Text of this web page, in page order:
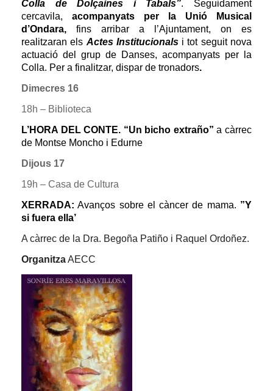
Colla de Dolçaines i Tabals”. Seguidament
cercavila, acompanyats per la
Unió Musical
d’Ondara, fins arribar a l’Ajuntament, on es
realitzaran els Actes Institucionalsi tot seguit nova
actuació del grup de Danses, acompanyats per la
Colla. Per a finalitzar, dispar de tronadors.
Dimecres 16
18h – Biblioteca
L’HORA DEL CONTE. “Un bicho extraño”a càrrec
de Montse Moncho i Edurne
Dijous 17
19h – Casa de Cultura
XERRADA: Avanços sobre el càncer de mama. ”Y
si fuera ella’
A càrrec de la Dra. Begoña Patiño i Raquel Ordoñez.
OrganitzaAECC